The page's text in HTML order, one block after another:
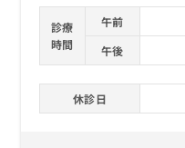
診療
時間
午前
午後
休診日